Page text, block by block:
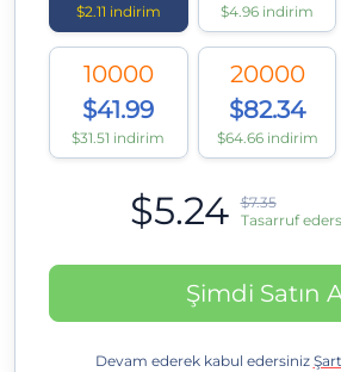
$2.11 indirim $4.96 indirim
10000
$41.99
$31.51 indirim
20000
$82.34
$64.66 indirim
$5.24
$7.35
Tasarruf
Şimdi Satın
Devam ederek kabul edersiniz